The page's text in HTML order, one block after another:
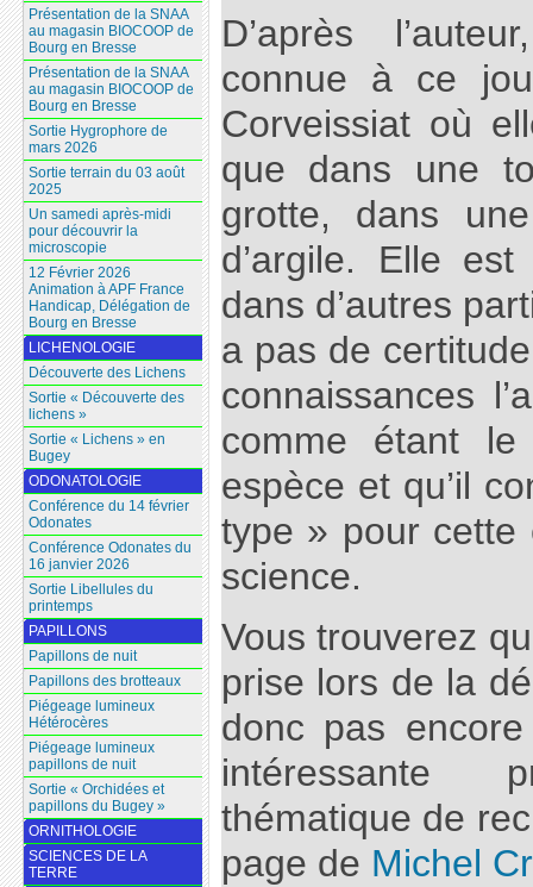
D’après
connue à ce
Corveissiat où
que dans une
grotte, dans
d’argile. Elle
dans d’autres
a pas de
connaissances
comme étant le
espèce et qu’il
type » pour cette
science.
Vous trouverez
prise lors de la
donc pas
intéressante
thématique de
page de Michel
Présentation de la SNAA
au magasin BIOCOOP de
Bourg en Bresse
Présentation de la SNAA
au magasin BIOCOOP de
Bourg en Bresse
Sortie Hygrophore de
mars 2026
Sortie terrain du 03 août
2025
Un samedi après-midi
pour découvrir la
microscopie
12 Février 2026
Animation à APF France
Handicap, Délégation de
Bourg en Bresse
LICHENOLOGIE
Découverte des Lichens
Sortie « Découverte des
lichens »
Sortie « Lichens » en
Bugey
ODONATOLOGIE
Conférence du 14 février
Odonates
Conférence Odonates du
16 janvier 2026
Sortie Libellules du
printemps
PAPILLONS
Papillons de nuit
Papillons des brotteaux
Piégeage lumineux
Hétérocères
Piégeage lumineux
papillons de nuit
Sortie « Orchidées et
papillons du Bugey »
ORNITHOLOGIE
SCIENCES DE LA
TERRE